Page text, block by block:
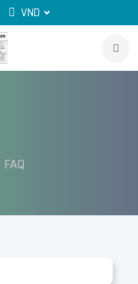
VND
FAQ